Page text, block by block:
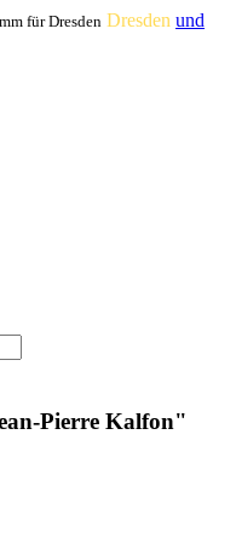
für Dresden Dresden und
Pierre Kalfon"